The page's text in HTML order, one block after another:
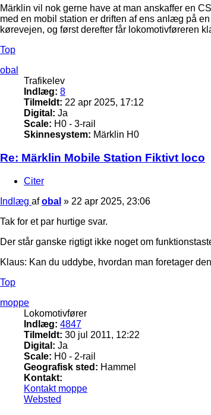
Märklin vil nok gerne have at man anskaffer en
med en mobil station er driften af ens anlæg på
kørevejen, og først derefter får lokomotivføreren
Top
obal
Trafikelev
Indlæg: 8
Tilmeldt: 22 apr 2025, 17:12
Digital: Ja
Scale: H0 - 3-rail
Skinnesystem: Märklin H0
Re: Märklin Mobile Station Fiktivt loco
Citer
Indlæg afobal » 22 apr 2025, 23:06
Tak for et par hurtige svar.
Der står ganske rigtigt ikke noget om
Klaus: Kan du uddybe, hvordan man foretager
Top
moppe
Lokomotivfører
Indlæg: 4847
Tilmeldt: 30 jul 2011, 12:22
Digital: Ja
Scale: H0 - 2-rail
Geografisk sted: Hammel
Kontakt:
Kontakt moppe
Websted